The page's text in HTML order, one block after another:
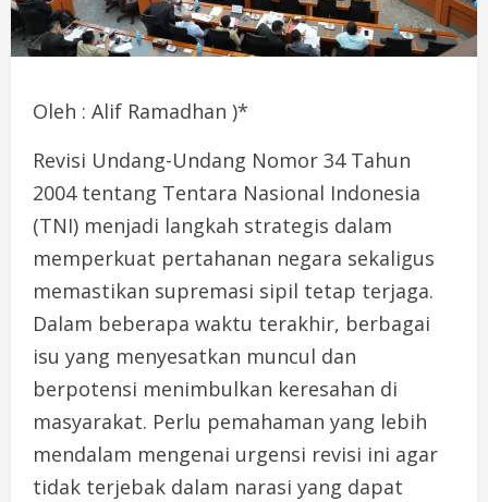
Oleh : Alif Ramadhan )*
Revisi Undang-Undang Nomor 34 Tahun
2004 tentang Tentara Nasional Indonesia
(TNI) menjadi langkah strategis dalam
memperkuat pertahanan negara sekaligus
memastikan supremasi sipil tetap terjaga.
Dalam beberapa waktu terakhir, berbagai
isu yang menyesatkan muncul dan
berpotensi menimbulkan keresahan di
masyarakat. Perlu pemahaman yang lebih
mendalam mengenai urgensi revisi ini agar
tidak terjebak dalam narasi yang dapat